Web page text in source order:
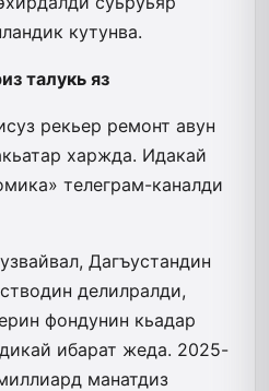
ку­тунва.
талукь яз
рекьер ремонт авун
харжда. Идакай
телеграм-каналди
Да­гъустандин
делилралди,
фондунин кьадар
ибарат жеда. 2025-
манатдиз